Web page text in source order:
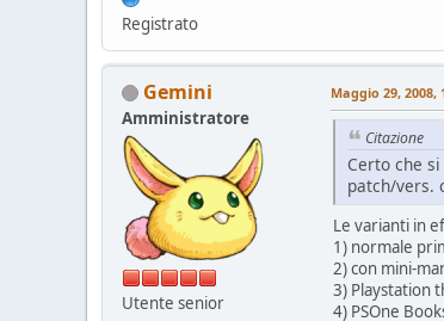
Registrato
Gemini
Amministratore
Utente senior
Maggio 29, 2008,
Citazione
Certo che
patch/vers.
Le varianti in
1) normale
2) con mini-
3) Playstation
4) PSOne